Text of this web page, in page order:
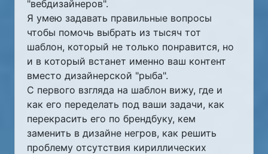
"вебдизайнеров".
Я умею задавать правильные вопросы
чтобы помочь выбрать из тысяч тот
шаблон, который не только понравится, но
и в который встанет именно ваш контент
вместо дизайнерской "рыба".
С первого взгляда на шаблон вижу, где и
как его переделать под ваши задачи, как
перекрасить его по брендбуку, кем
заменить в дизайне негров, как решить
проблему отсутствия кириллических